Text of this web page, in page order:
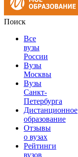
Поиск
Все
вузы
России
Вузы
Москвы
Вузы
Санкт-
Петербурга
Дистанционное
образование
Отзывы
о вузах
Рейтинги
вузов